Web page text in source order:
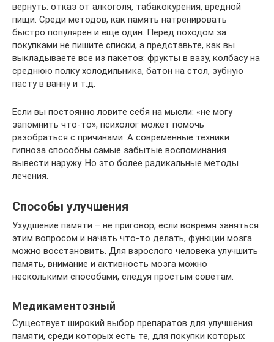
вернуть: отказ от алкоголя, табакокурения, вредной
пищи. Среди методов, как память натренировать
быстро популярен и еще один. Перед походом за
покупками не пишите списки, а представьте, как вы
выкладываете все из пакетов: фрукты в вазу, колбасу на
среднюю полку холодильника, батон на стол, зубную
пасту в ванну и т.д.
Если вы постоянно ловите себя на мысли: «не могу
запомнить что-то», психолог может помочь
разобраться с причинами. А современные техники
гипноза способны самые забытые воспоминания
вывести наружу. Но это более радикальные методы
лечения.
Способы улучшения
Ухудшение памяти – не приговор, если вовремя заняться
этим вопросом и начать что-то делать, функции мозга
можно восстановить. Для взрослого человека улучшить
память, внимание и активность мозга можно
несколькими способами, следуя простым советам.
Медикаментозный
Существует широкий выбор препаратов для улучшения
памяти, среди которых есть те, для покупки которых